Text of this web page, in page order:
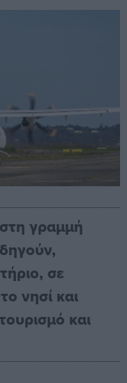
γραμμή
σε
νησί και
και